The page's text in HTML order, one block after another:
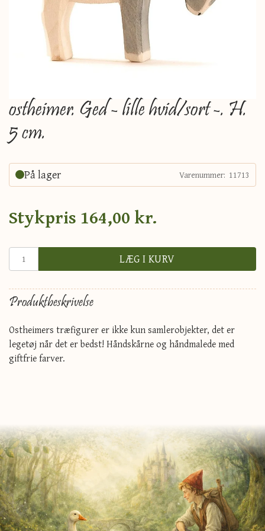
ostheimer. Ged - lille hvid/sort -. H.
5 cm.
På lager Varenummer: 11713
Stykpris 164,00 kr.
LÆG I KURV
Produktbeskrivelse
Ostheimers træfigurer er ikke kun samlerobjekter, det er
legetøj når det er bedst! Håndskårne og håndmalede med
giftfrie farver.